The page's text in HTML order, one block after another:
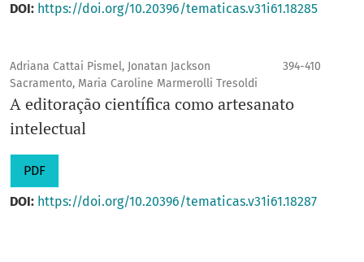
DOI: https://doi.org/10.20396/tematicas.v31i61.18285
Adriana Cattai Pismel, Jonatan Jackson
Sacramento, Maria Caroline Marmerolli Tresoldi
394-410
A editoração científica como artesanato
intelectual
PDF
DOI: https://doi.org/10.20396/tematicas.v31i61.18287